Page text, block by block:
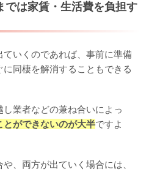
では家賃・生活費を負担す
いくのであれば、事前に準備
同棲を解消することもできる
業者などの兼ね合いによっ
ができないのが大半ですよ
、両方が出ていく場合には、